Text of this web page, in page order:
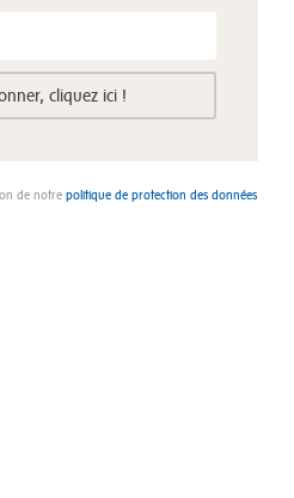
cliquez ici !
de notre politique de protection des données